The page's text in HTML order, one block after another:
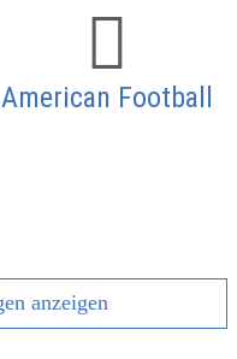
American Football
anzeigen